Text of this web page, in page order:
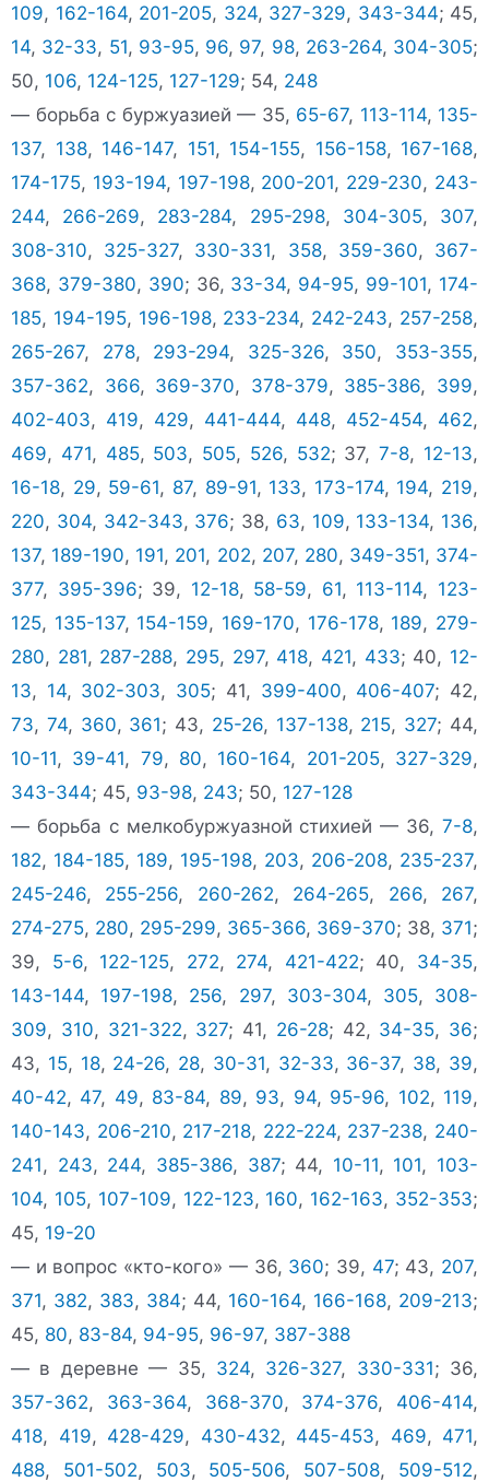
109, 162-164, 201-205, 324, 327-329, 343-344; 45,
14, 32-33, 51, 93-95, 96, 97, 98, 263-264, 304-305;
50, 106, 124-125, 127-129; 54, 248
— борьба с буржуазией — 35, 65-67, 113-114, 135-
137, 138, 146-147, 151, 154-155, 156-158, 167-168,
174-175, 193-194, 197-198, 200-201, 229-230, 243-
244, 266-269, 283-284, 295-298, 304-305, 307,
308-310, 325-327, 330-331, 358, 359-360, 367-
368, 379-380, 390; 36, 33-34, 94-95, 99-101, 174-
185, 194-195, 196-198, 233-234, 242-243, 257-258,
265-267, 278, 293-294, 325-326, 350, 353-355,
357-362, 366, 369-370, 378-379, 385-386, 399,
402-403, 419, 429, 441-444, 448, 452-454, 462,
469, 471, 485, 503, 505, 526, 532; 37,7-8, 12-13,
16-18, 29, 59-61, 87, 89-91, 133, 173-174, 194, 219,
220, 304, 342-343, 376; 38, 63, 109, 133-134, 136,
137, 189-190, 191, 201, 202, 207, 280, 349-351, 374-
377, 395-396; 39, 12-18, 58-59, 61, 113-114, 123-
125, 135-137, 154-159, 169-170, 176-178, 189, 279-
280, 281, 287-288, 295, 297, 418, 421, 433; 40, 12-
13, 14, 302-303, 305; 41, 399-400, 406-407; 42,
73, 74, 360, 361; 43, 25-26, 137-138, 215, 327; 44,
10-11, 39-41, 79, 80, 160-164, 201-205, 327-329,
343-344; 45, 93-98, 243; 50, 127-128
— борьба с мелкобуржуазной стихией — 36, 7-8,
182, 184-185, 189, 195-198, 203, 206-208, 235-237,
245-246, 255-256, 260-262, 264-265, 266, 267,
274-275, 280, 295-299, 365-366, 369-370; 38, 371;
39, 5-6, 122-125, 272, 274, 421-422; 40, 34-35,
143-144, 197-198, 256, 297, 303-304, 305, 308-
309, 310, 321-322, 327; 41, 26-28; 42, 34-35, 36;
43, 15, 18, 24-26, 28, 30-31, 32-33, 36-37, 38, 39,
40-42, 47, 49, 83-84, 89, 93, 94, 95-96, 102, 119,
140-143, 206-210, 217-218, 222-224, 237-238, 240-
241 , 243, 244, 385-386, 387; 44, 10-11, 101, 103-
104, 105, 107-109, 122-123, 160, 162-163, 352-353;
45, 19-20
— и вопрос «кто-кого» — 36, 360; 39, 47; 43, 207,
371, 382, 383, 384; 44, 160-164, 166-168, 209-213;
45, 80, 83-84, 94-95, 96-97, 387-388
— в деревне — 35, 324, 326-327, 330-331; 36,
357-362, 363-364, 368-370, 374-376, 406-414,
418, 419, 428-429, 430-432, 445-453, 469, 471,
488, 501-502, 503, 505-506, 507-508, 509-512,